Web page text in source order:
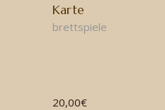
Karte
brettspiele
20,00€